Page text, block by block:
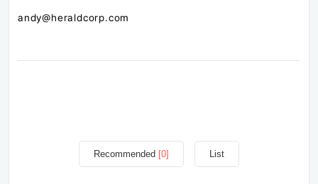
andy@heraldcorp.com
Recommended [0] List